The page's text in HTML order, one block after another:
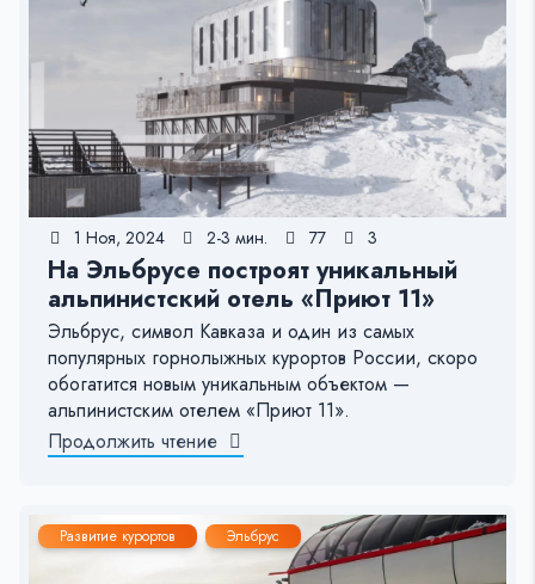
1 Ноя, 2024 2-3 мин. 77 3
На Эльбрусе построят уникальный
альпинистский отель «Приют 11»
Эльбрус, символ Кавказа и один из самых
популярных горнолыжных курортов России, скоро
обогатится новым уникальным объектом —
альпинистским отелем «Приют 11».
Продолжить чтение
Развитие курортов Эльбрус